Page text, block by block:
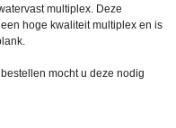
multiplex. Deze
hoge kwaliteit multiplex en is
mocht u deze nodig